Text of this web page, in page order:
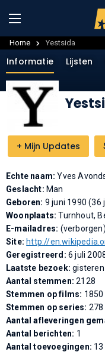
Home Yestsida
+ Mijn Updates
Informatie Lijsten
Echte naam:Yves
Geslacht: Man
Geboren: 9 juni 1990 (36
Woonplaats:Turnhout,
E-mailadres: (verborgen)
Site: http://
Geregistreerd: 6 juli
Laatste bezoek:
Aantal stemmen:2128
Stemmen op films: 1850
Stemmen op series: 278
Aantal afleveringen
Aantal berichten: 1
Aantal toevoegingen: